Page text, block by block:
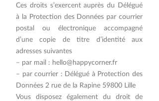
Ces droits s’exercent auprès du Délégué
à la Protection des Données par courrier
postal ou électronique accompagné
d’une copie de titre d’identité aux
adresses suivantes
– par mail : hello@happycorner.fr
– par courrier : Délégué à Protection des
Données 2 rue de la Rapine 59800 Lille
Vous disposez également du droit de